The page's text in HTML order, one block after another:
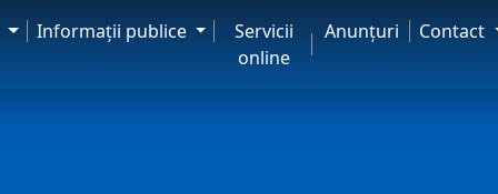
Informaţii publice
Servicii
online
Anunţuri Contact